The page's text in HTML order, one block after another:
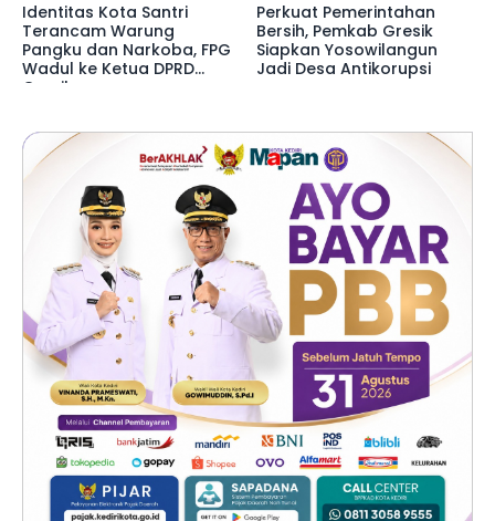
Identitas Kota Santri
Terancam Warung
Pangku dan Narkoba, FPG
Wadul ke Ketua DPRD
Gresik
Perkuat Pemerintahan
Bersih, Pemkab Gresik
Siapkan Yosowilangun
Jadi Desa Antikorupsi